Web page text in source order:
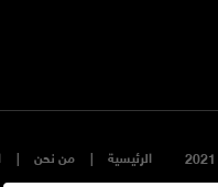
من نحن الرئيسية